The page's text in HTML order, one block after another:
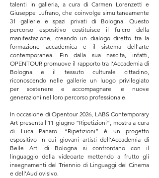
talenti in galleria, a cura di Carmen Lorenzetti e
Giuseppe Lufrano, che coinvolge simultaneamente
31 gallerie e spazi privati di Bologna. Questo
percorso espositivo costituisce il fulcro della
manifestazione, creando un dialogo diretto tra la
formazione accademica e il sistema dell’arte
contemporanea. Fin dalla sua nascita, infatti,
OPENTOUR promuove il rapporto tra l’Accademia di
Bologna e il tessuto culturale cittadino,
riconoscendo nelle gallerie un luogo privilegiato
per sostenere e accompagnare le nuove
generazioni nel loro percorso professionale.
In occasione di Opentour 2026, LABS Contemporary
Art presenta l’11 giugno “Ripetizioni”, mostra a cura
di Luca Panaro. “Ripetizioni” è un progetto
espositivo in cui giovani artisti dell’Accademia di
Belle Arti di Bologna si confrontano con il
linguaggio della videoarte mettendo a frutto gli
insegnamenti del Triennio di Linguaggi del Cinema
e dell’Audiovisivo.